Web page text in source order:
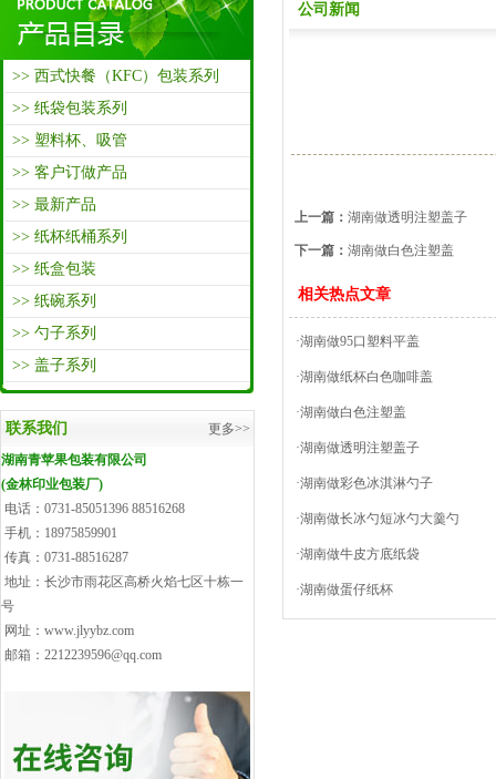
>> 西式快餐（KFC）包装系列
>> 纸袋包装系列
>> 塑料杯、吸管
>> 客户订做产品
>> 最新产品
>> 纸杯纸桶系列
>> 纸盒包装
>> 纸碗系列
>> 勺子系列
>> 盖子系列
联系我们
更多>>
湖南青苹果包装有限公司
(金林印业包装厂)
电话：0731-85051396 88516268
手机：18975859901
传真：0731-88516287
地址：长沙市雨花区高桥火焰七区十栋一
号
网址：www.jlyybz.com
邮箱：2212239596@qq.com
公司新闻
上一篇： 湖南做透明注塑盖子
下一篇： 湖南做白色注塑盖
相关热点文章
·湖南做95口塑料平盖
·湖南做纸杯白色咖啡盖
·湖南做白色注塑盖
·湖南做透明注塑盖子
·湖南做彩色冰淇淋勺子
·湖南做长冰勺短冰勺大羹勺
·湖南做牛皮方底纸袋
·湖南做蛋仔纸杯